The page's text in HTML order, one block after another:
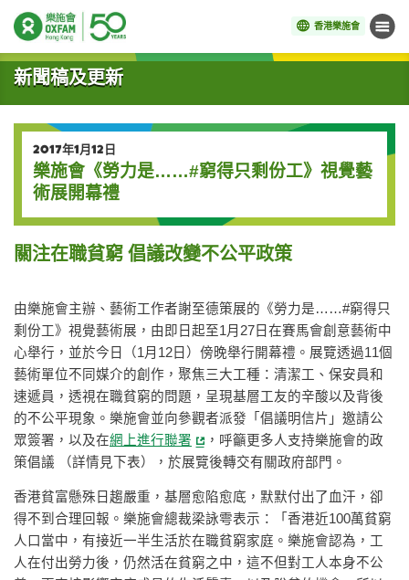
香港樂施會 目錄
開始主要內容
新聞稿及更新
2017年1月12日
樂施會《勞力是……#窮得只剩份工》視覺藝
術展開幕禮
關注在職貧窮 倡議改變不公平政策
由樂施會主辦、藝術工作者謝至德策展的《勞力是……#窮得只
剩份工》視覺藝術展，由即日起至1月27日在賽馬會創意藝術中
心舉行，並於今日（1月12日）傍晚舉行開幕禮。展覽透過11個
藝術單位不同媒介的創作，聚焦三大工種：清潔工、保安員和
速遞員，透視在職貧窮的問題，呈現基層工友的辛酸以及背後
的不公平現象。樂施會並向參觀者派發「倡議明信片」邀請公
眾簽署，以及在網上進行聯署
，呼籲更多人支持樂施會的政
策倡議 （詳情見下表），於展覽後轉交有關政府部門。
香港貧富懸殊日趨嚴重，基層愈陷愈底，默默付出了血汗，卻
得不到合理回報。樂施會總裁梁詠雩表示：「香港近100萬貧窮
人口當中，有接近一半生活於在職貧窮家庭。樂施會認為，工
人在付出勞力後，仍然活在貧窮之中，這不但對工人本身不公